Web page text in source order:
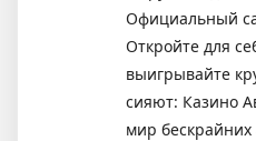
Официальный
Откройте для
выигрывайте
сияют: Казино
мир